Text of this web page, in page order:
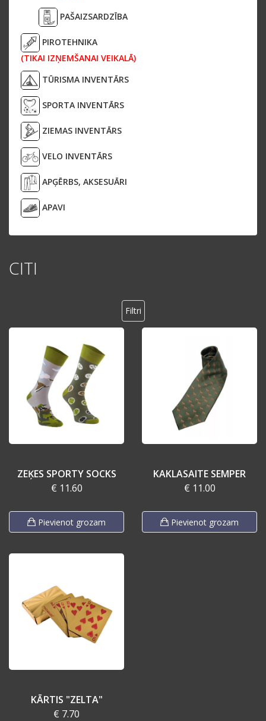
PAŠAIZSARDZĪBA
PIROTEHNIKA
(TIKAI IZŅEMŠANAI VEIKALĀ)
TŪRISMA INVENTĀRS
SPORTA INVENTĀRS
ZIEMAS INVENTĀRS
VELO INVENTĀRS
APĢĒRBS, AKSESUĀRI
APAVI
CITI
Filtri
ZEĶES SPORTY SOCKS
€ 11.60
Pievienot grozam
KAKLASAITE SEMPER
€ 11.00
Pievienot grozam
KĀRTIS "ZELTA"
€ 7.70